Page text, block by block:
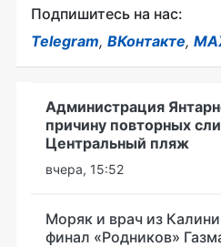
Подпишитесь на нас:
Telegram, ВКонтакте,
Администрация
причину повторных
Центральный пляж
вчера, 15:52
Моряк и врач из
финал «Родников»